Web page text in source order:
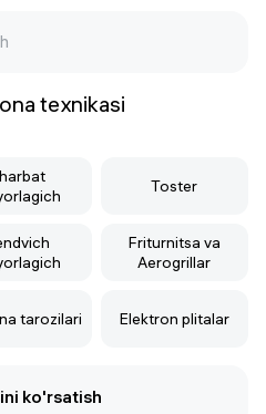
texnikasi
Toster
Friturnitsa va
Aerogrillar
tarozilari Elektron plitalar
ko'rsatish